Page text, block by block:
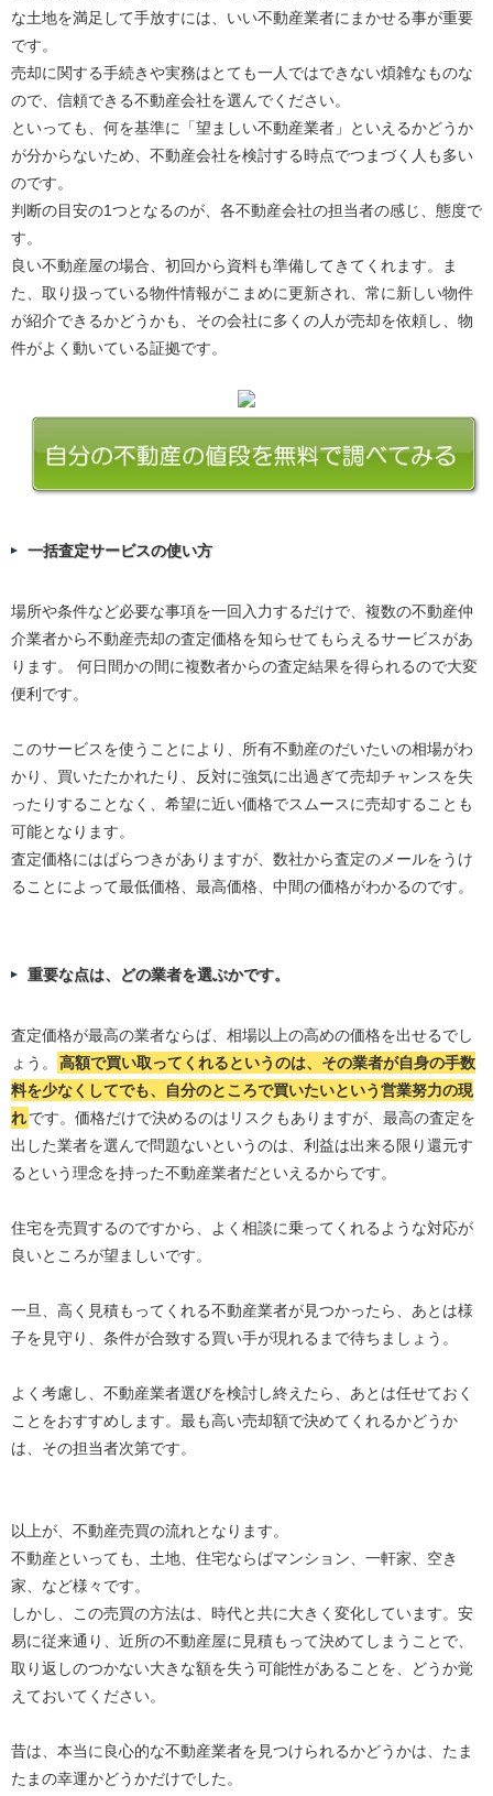
な土地を満足して手放すには、いい不動産業者にまかせる事が重要
です。
売却に関する手続きや実務はとても一人ではできない煩雑なものな
ので、信頼できる不動産会社を選んでください。
といっても、何を基準に「望ましい不動産業者」といえるかどうか
が分からないため、不動産会社を検討する時点でつまづく人も多い
のです。
判断の目安の1つとなるのが、各不動産会社の担当者の感じ、態度で
す。
良い不動産屋の場合、初回から資料も準備してきてくれます。ま
た、取り扱っている物件情報がこまめに更新され、常に新しい物件
が紹介できるかどうかも、その会社に多くの人が売却を依頼し、物
件がよく動いている証拠です。
一括査定サービスの使い方
場所や条件など必要な事項を一回入力するだけで、複数の不動産仲
介業者から不動産売却の査定価格を知らせてもらえるサービスがあ
ります。 何日間かの間に複数者からの査定結果を得られるので大変
便利です。
このサービスを使うことにより、所有不動産のだいたいの相場がわ
かり、買いたたかれたり、反対に強気に出過ぎて売却チャンスを失
ったりすることなく、希望に近い価格でスムースに売却することも
可能となります。
査定価格にはばらつきがありますが、数社から査定のメールをうけ
ることによって最低価格、最高価格、中間の価格がわかるのです。
重要な点は、どの業者を選ぶかです。
査定価格が最高の業者ならば、相場以上の高めの価格を出せるでし
ょう。
高額で買い取ってくれるというのは、その業者が自身の手数
料を少なくしてでも、自分のところで買いたいという営業努力の現
れです。価格だけで決めるのはリスクもありますが、最高の査定を
出した業者を選んで問題ないというのは、利益は出来る限り還元す
るという理念を持った不動産業者だといえるからです。
住宅を売買するのですから、よく相談に乗ってくれるような対応が
良いところが望ましいです。
一旦、高く見積もってくれる不動産業者が見つかったら、あとは様
子を見守り、条件が合致する買い手が現れるまで待ちましょう。
よく考慮し、不動産業者選びを検討し終えたら、あとは任せておく
ことをおすすめします。最も高い売却額で決めてくれるかどうか
は、その担当者次第です。
以上が、不動産売買の流れとなります。
不動産といっても、土地、住宅ならばマンション、一軒家、空き
家、など様々です。
しかし、この売買の方法は、時代と共に大きく変化しています。安
易に従来通り、近所の不動産屋に見積もって決めてしまうことで、
取り返しのつかない大きな額を失う可能性があることを、どうか覚
えておいてください。
昔は、本当に良心的な不動産業者を見つけられるかどうかは、たま
たまの幸運かどうかだけでした。